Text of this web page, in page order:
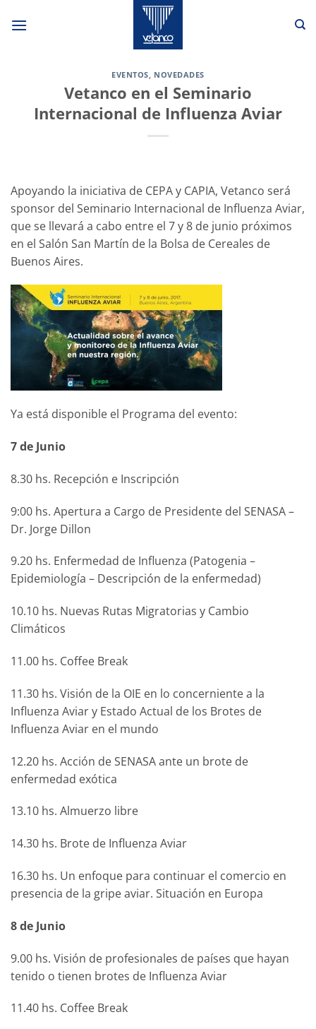
EVENTOS, NOVEDADES
Vetanco en el Seminario
Internacional de Influenza Aviar
Apoyando la iniciativa de CEPA y CAPIA, Vetanco será
sponsor del Seminario Internacional de Influenza Aviar,
que se llevará a cabo entre el 7 y 8 de junio próximos
en el Salón San Martín de la Bolsa de Cereales de
Buenos Aires.
Ya está disponible el Programa del evento:
7 de Junio
8.30 hs. Recepción e Inscripción
9:00 hs. Apertura a Cargo de Presidente del SENASA –
Dr. Jorge Dillon
9.20 hs. Enfermedad de Influenza (Patogenia –
Epidemiología – Descripción de la enfermedad)
10.10 hs. Nuevas Rutas Migratorias y Cambio
Climáticos
11.00 hs. Coffee Break
11.30 hs. Visión de la OIE en lo concerniente a la
Influenza Aviar y Estado Actual de los Brotes de
Influenza Aviar en el mundo
12.20 hs. Acción de SENASA ante un brote de
enfermedad exótica
13.10 hs. Almuerzo libre
14.30 hs. Brote de Influenza Aviar
16.30 hs. Un enfoque para continuar el comercio en
presencia de la gripe aviar. Situación en Europa
8 de Junio
9.00 hs. Visión de profesionales de países que hayan
tenido o tienen brotes de Influenza Aviar
11.40 hs. Coffee Break